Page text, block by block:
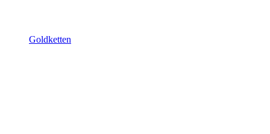
Goldketten